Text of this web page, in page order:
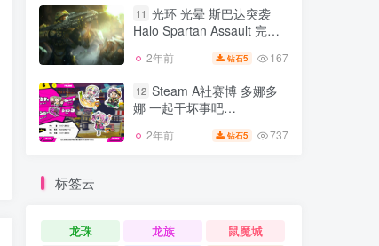
11 光环 光晕 斯巴达突袭
Halo Spartan Assault 完整
2年前 钻石5 167
12 Steam A社赛博 多娜多
娜 一起干坏事吧
doHnadoHna v1.11版 整合
各类MOD 官方中文
2年前 钻石5 737
标签云
龙珠 龙族
鼠魔城